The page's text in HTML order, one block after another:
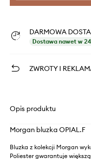
DARMOWA
Dostawa nawet w
ZWROTY I
Opis produktu
Morgan bluzka OPIAL.F
Bluzka z kolekcji Morgan
Poliester gwarantuje